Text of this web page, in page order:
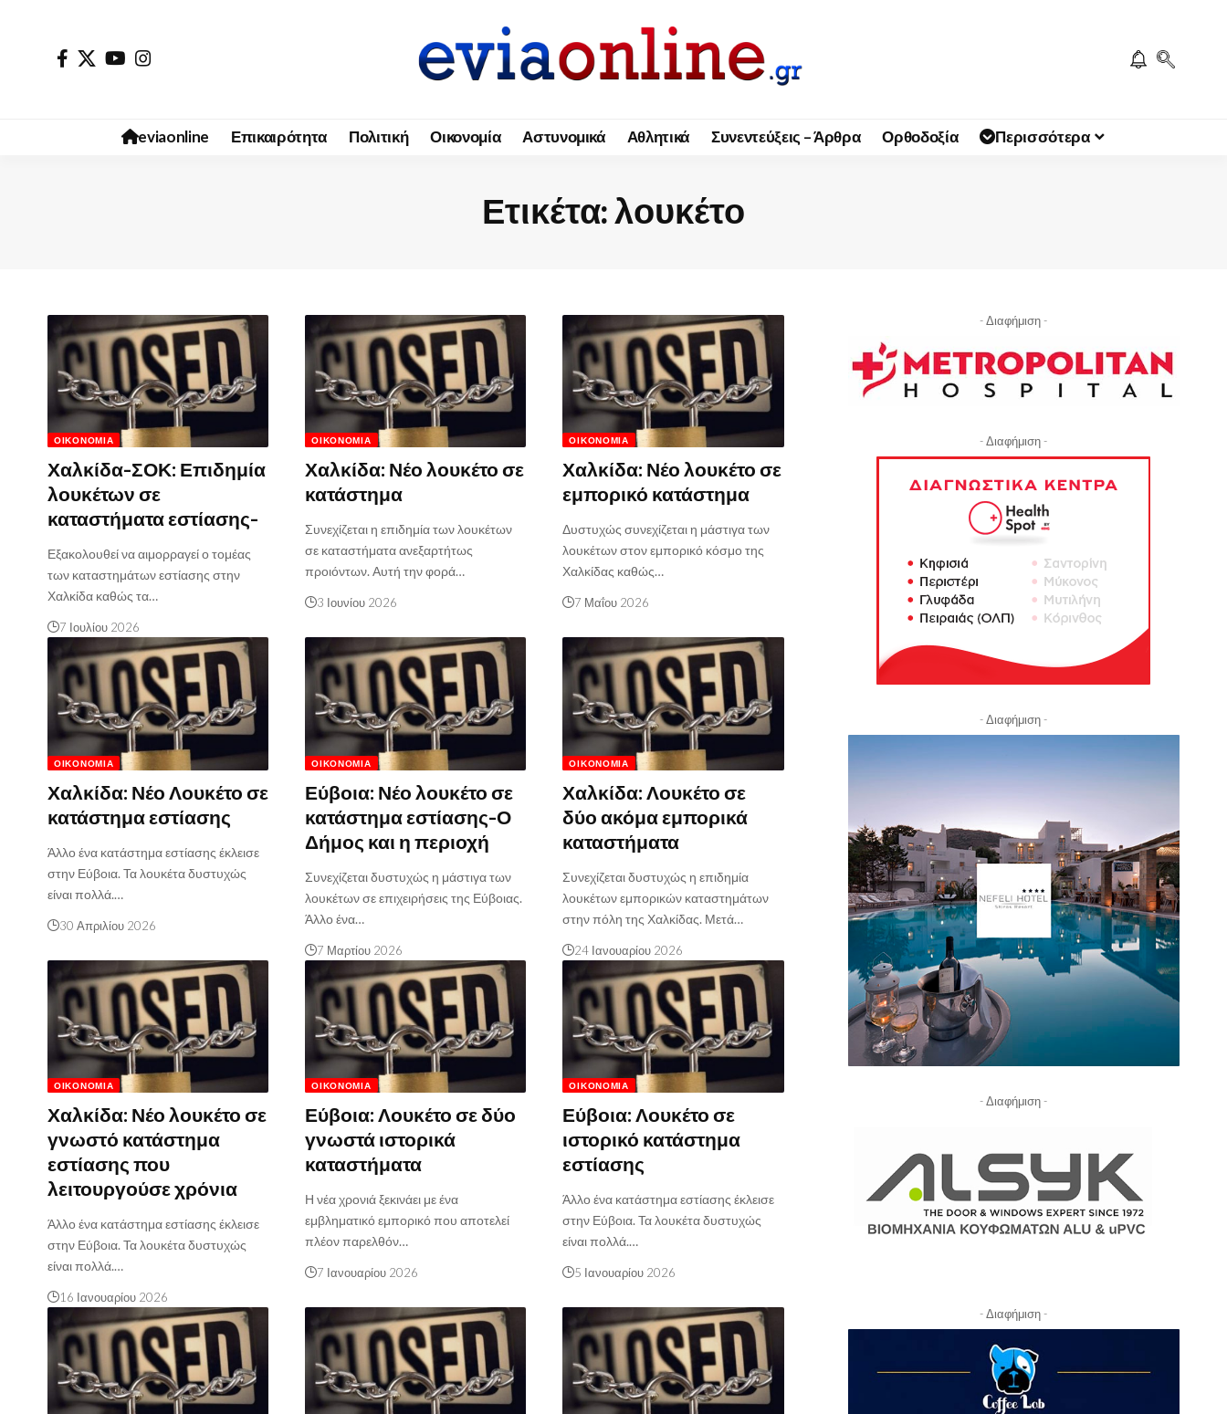
eviaonline Επικαιρότητα Πολιτική Οικονομία Αστυνομικά Αθλητικά Συνεντεύξεις – Άρθρα Ορθοδοξία Περισσότερα
Ετικέτα:λουκέτο
ΟΙΚΟΝΟΜΊΑ
Χαλκίδα-ΣΟΚ: Επιδημία
λουκέτων σε
καταστήματα εστίασης-
Εξακολουθεί να αιμορραγεί ο τομέας
των καταστημάτων εστίασης στην
Χαλκίδα καθώς τα…
7 Ιουλίου 2026
ΟΙΚΟΝΟΜΊΑ
Χαλκίδα: Νέο λουκέτο σε
κατάστημα
Συνεχίζεται η επιδημία των λουκέτων
σε καταστήματα ανεξαρτήτως
προιόντων. Αυτή την φορά…
3 Ιουνίου 2026
ΟΙΚΟΝΟΜΊΑ
Χαλκίδα: Νέο λουκέτο σε
εμπορικό κατάστημα
Δυστυχώς συνεχίζεται η μάστιγα των
λουκέτων στον εμπορικό κόσμο της
Χαλκίδας καθώς…
7 Μαΐου 2026
ΟΙΚΟΝΟΜΊΑ
Χαλκίδα: Νέο Λουκέτο σε
κατάστημα εστίασης
Άλλο ένα κατάστημα εστίασης έκλεισε
στην Εύβοια. Τα λουκέτα δυστυχώς
είναι πολλά.…
30 Απριλίου 2026
ΟΙΚΟΝΟΜΊΑ
Εύβοια: Νέο λουκέτο σε
κατάστημα εστίασης-Ο
Δήμος και η περιοχή
Συνεχίζεται δυστυχώς η μάστιγα των
λουκέτων σε επιχειρήσεις της Εύβοιας.
Άλλο ένα…
7 Μαρτίου 2026
ΟΙΚΟΝΟΜΊΑ
Χαλκίδα: Λουκέτο σε
δύο ακόμα εμπορικά
καταστήματα
Συνεχίζεται δυστυχώς η επιδημία
λουκέτων εμπορικών καταστημάτων
στην πόλη της Χαλκίδας. Μετά…
24 Ιανουαρίου 2026
ΟΙΚΟΝΟΜΊΑ
Χαλκίδα: Νέο λουκέτο σε
γνωστό κατάστημα
εστίασης που
λειτουργούσε χρόνια
Άλλο ένα κατάστημα εστίασης έκλεισε
στην Εύβοια. Τα λουκέτα δυστυχώς
είναι πολλά.…
16 Ιανουαρίου 2026
ΟΙΚΟΝΟΜΊΑ
Εύβοια: Λουκέτο σε δύο
γνωστά ιστορικά
καταστήματα
Η νέα χρονιά ξεκινάει με ένα
εμβληματικό εμπορικό που αποτελεί
πλέον παρελθόν…
7 Ιανουαρίου 2026
ΟΙΚΟΝΟΜΊΑ
Εύβοια: Λουκέτο σε
ιστορικό κατάστημα
εστίασης
Άλλο ένα κατάστημα εστίασης έκλεισε
στην Εύβοια. Τα λουκέτα δυστυχώς
είναι πολλά.…
5 Ιανουαρίου 2026
- Διαφήμιση -
- Διαφήμιση -
- Διαφήμιση -
- Διαφήμιση -
- Διαφήμιση -